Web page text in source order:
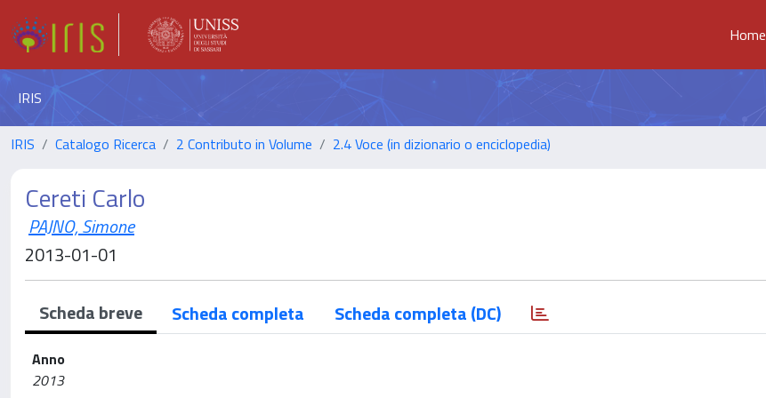
Home
IRIS
IRIS Catalogo Ricerca 2 Contributo in Volume 2.4 Voce (in dizionario o enciclopedia)
Cereti Carlo
PAJNO, Simone
2013-01-01
Scheda breve Scheda completa Scheda completa (DC)
Anno
2013